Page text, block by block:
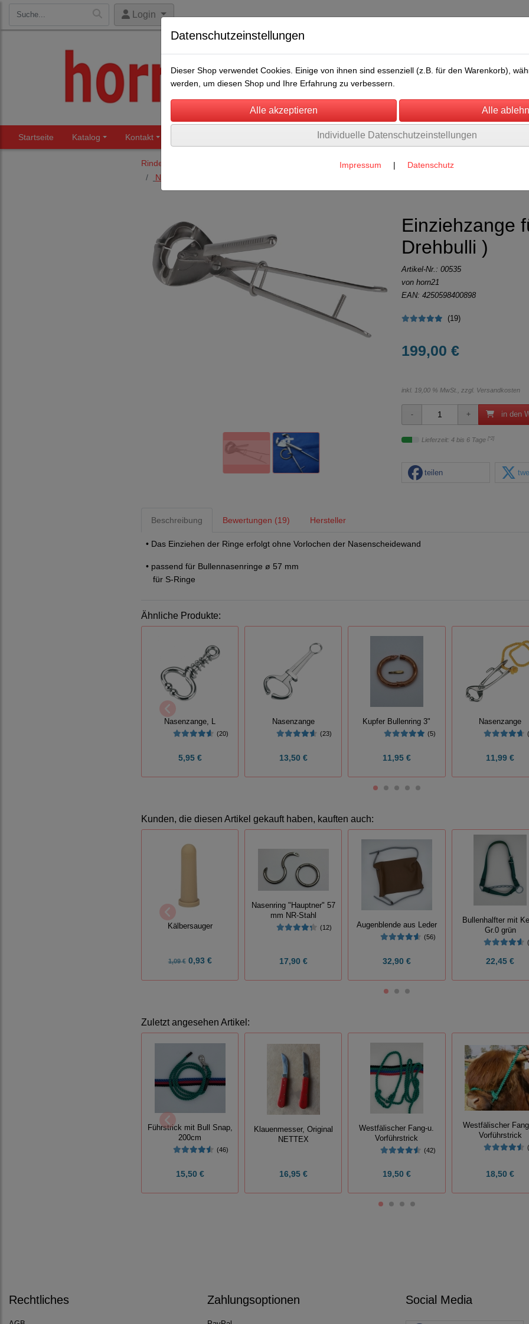
Login
Startseite Katalog Kontakt Über uns Umwelt Rechtliches
Rinderhaltung
Nasenringe, Nasenbremsen und Bullenführstab
Einziehzange
Drehbulli )
Artikel-Nr.: 00535
von horn21
EAN: 4250598400898
(19)
199,00 €
inkl. 19,00 % MwSt., zzgl. Versandkosten
in den
Lieferzeit: 4 bis 6 Tage [*2]
teilen
Beschreibung Bewertungen (19) Hersteller
• Das Einziehen der Ringe erfolgt ohne Vorlochen der Nasenscheidewand
• passend für Bullennasenringe ø 57 mm
für S-Ringe
Ähnliche Produkte:
Nasenzange, L
(20)
5,95 €
Nasenzange
(23)
13,50 €
Kupfer Bullenring 3"
(5)
11,95 €
Nasenzange
11,99 €
Kunden, die diesen Artikel gekauft haben, kauften auch:
Kälbersauger
1,09 €0,93 €
Nasenring "Hauptner" 57
mm NR-Stahl
(12)
17,90 €
Augenblende aus Leder
(56)
32,90 €
Bullenhalfter mit
Gr.0 grün
22,45 €
Zuletzt angesehen Artikel:
Führstrick mit Bull Snap,
200cm
(46)
15,50 €
Klauenmesser, Original
NETTEX
16,95 €
Westfälischer Fang-u.
Vorführstrick
(42)
19,50 €
Westfälischer
Vorführstrick
18,50 €
Rechtliches Zahlungsoptionen Social Media
Datenschutzeinstellungen
Dieser Shop verwendet Cookies. Einige von ihnen sind essenziell (z.B. für den Warenkorb),
werden, um diesen Shop und Ihre Erfahrung zu verbessern.
Individuelle Datenschutzeinstellungen
Impressum | Datenschutz